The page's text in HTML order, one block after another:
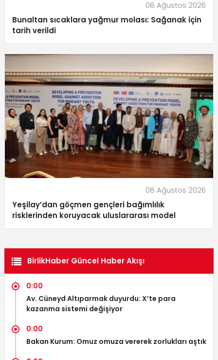
08 Ağustos 2026
Bunaltan sıcaklara yağmur molası: Sağanak için
tarih verildi
08 Ağustos 2026
Yeşilay’dan göçmen gençleri bağımlılık
risklerinden koruyacak uluslararası model
BirlikHaber Güncel Haber Akışı
0:00
Av. Cüneyd Altıparmak duyurdu: X’te para
kazanma sistemi değişiyor
0:00
Bakan Kurum: Omuz omuza vererek zorlukları aştık